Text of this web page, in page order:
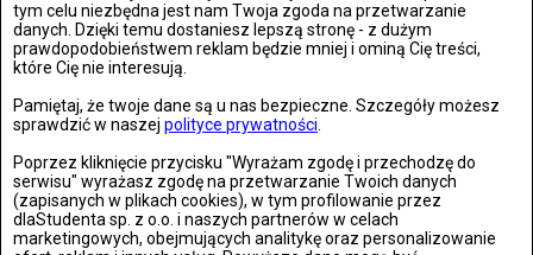
tym celu niezbędna jest nam Twoja zgoda na przetwarzanie
danych. Dzięki temu dostaniesz lepszą stronę - z dużym
prawdopodobieństwem reklam będzie mniej i ominą Cię treści,
które Cię nie interesują.
Pamiętaj, że twoje dane są u nas bezpieczne. Szczegóły możesz
sprawdzić w naszej polityce prywatności
Poprzez kliknięcie przycisku "Wyrażam zgodę i przechodzę do
serwisu" wyrażasz zgodę na przetwarzanie Twoich danych
(zapisanych w plikach cookies), w tym profilowanie przez
dlaStudenta sp. z o.o. i naszych partnerów w celach
marketingowych, obejmujących analitykę oraz personalizowanie
Warszawa: The Kiffness zagrał w Warszawie
Zdjęć: 21